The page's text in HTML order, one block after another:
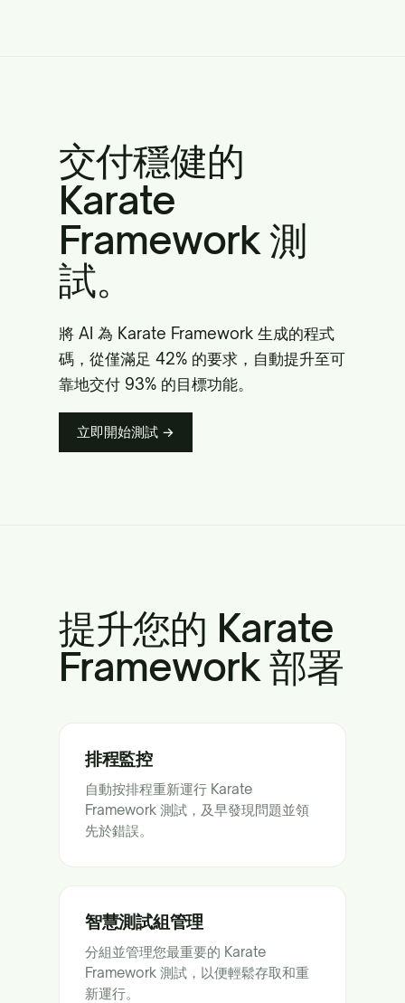
交付穩健的
Karate
Framework 測
試。
將 AI 為 Karate Framework 生成的程式
碼，從僅滿足 42% 的要求，自動提升至可
靠地交付 93% 的目標功能。
立即開始測試 →
提升您的 Karate
Framework 部署
排程監控
自動按排程重新運行 Karate
Framework 測試，及早發現問題並領
先於錯誤。
智慧測試組管理
分組並管理您最重要的 Karate
Framework 測試，以便輕鬆存取和重
新運行。